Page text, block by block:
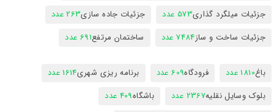
جزئیات میلگرد گذاری573 عدد جزئیات جاده سازی263 عدد
جزئیات ساخت و ساز7484 عدد ساختمان مرتفع691 عدد
باغ1810 عدد فرودگاه609 عدد برنامه ریزی شهری1614 عدد
بلوک وسایل نقلیه2367 عدد باشگاه409 عدد